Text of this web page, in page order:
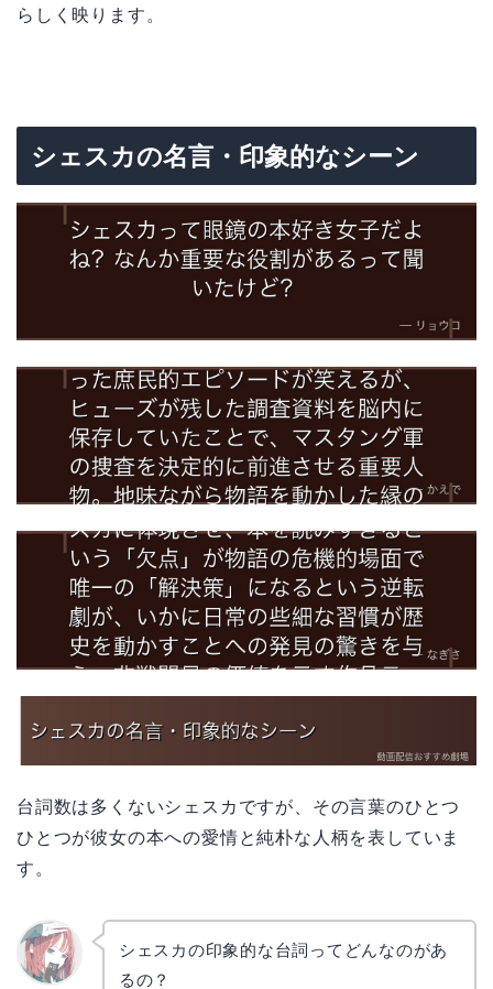
らしく映ります。
シェスカの名言・印象的なシーン
台詞数は多くないシェスカですが、その言葉のひとつ
ひとつが彼女の本への愛情と純朴な人柄を表していま
す。
シェスカの印象的な台詞ってどんなのがあ
るの？